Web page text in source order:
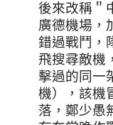
後來改稱＂
廣德機場，
錯過戰鬥，
飛搜尋敵機
擊過的同一
機），該機
落，鄭少愚